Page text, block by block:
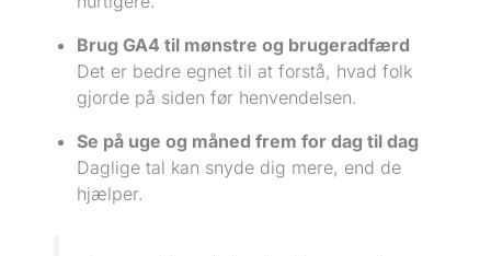
Brug GA4 til mønstre og brugeradfærd
Det er bedre egnet til at forstå, hvad folk
gjorde på siden før henvendelsen.
Se på uge og måned frem for dag til dag
Daglige tal kan snyde dig mere, end de
hjælper.